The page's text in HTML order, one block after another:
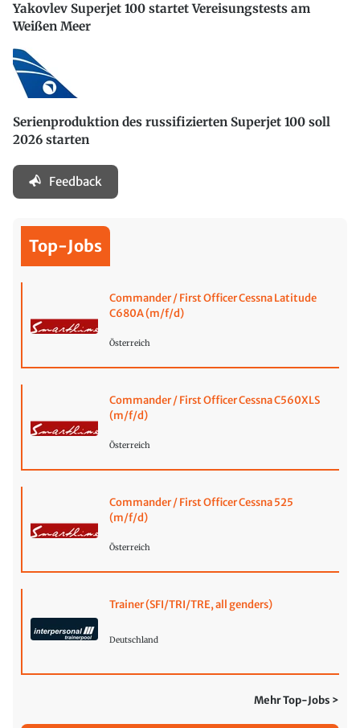
Yakovlev Superjet 100 startet Vereisungstests am
Weißen Meer
Serienproduktion des russifizierten Superjet 100 soll
2026 starten
Feedback
Top-Jobs
Commander / First Officer Cessna Latitude
C680A (m/f/d)
Österreich
Commander / First Officer Cessna C560XLS
(m/f/d)
Österreich
Commander / First Officer Cessna 525
(m/f/d)
Österreich
Trainer (SFI/TRI/TRE, all genders)
Deutschland
Mehr Top-Jobs >